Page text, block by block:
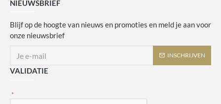
NIEUWSBRIEF
Blijf op de hoogte van nieuws en promoties en meld je aan voor
onze nieuwsbrief
INSCHRIJVEN
VALIDATIE